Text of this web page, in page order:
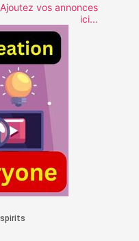
Ajoutez vos annonces
ici...